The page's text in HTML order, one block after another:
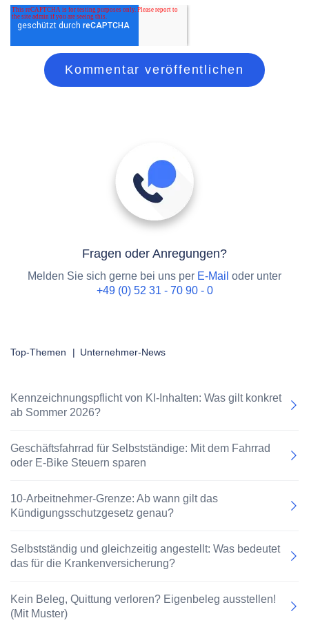
Fragen oder Anregungen?
Melden Sie sich gerne bei uns per E-Mail oder unter
+49 (0) 52 31 - 70 90 - 0
Top-Themen | Unternehmer-News
Kennzeichnungspflicht von KI-Inhalten: Was gilt konkret
ab Sommer 2026?
Geschäftsfahrrad für Selbstständige: Mit dem Fahrrad
oder E-Bike Steuern sparen
10-Arbeitnehmer-Grenze: Ab wann gilt das
Kündigungsschutzgesetz genau?
Selbstständig und gleichzeitig angestellt: Was bedeutet
das für die Krankenversicherung?
Kein Beleg, Quittung verloren? Eigenbeleg ausstellen!
(Mit Muster)